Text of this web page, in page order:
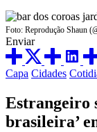
Foto: Reprodução Shaun
Enviar
Capa Cidades
Estrangeiro
brasileira’